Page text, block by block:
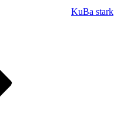
KuBa stark